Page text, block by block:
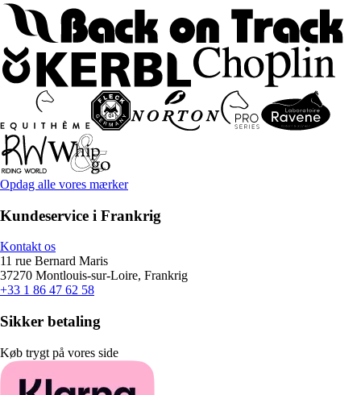
Opdag alle vores mærker
Kundeservice i Frankrig
Kontakt os
11 rue Bernard Maris
37270 Montlouis-sur-Loire, Frankrig
+33 1 86 47 62 58
Sikker betaling
Køb trygt på vores side